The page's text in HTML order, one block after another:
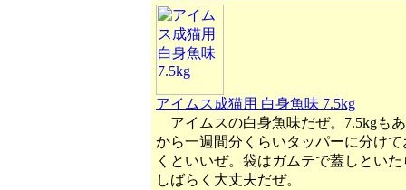
アイムス成猫用 白身魚味 7.5kg
アイムスの白身魚味だぜ。7.5kgも
から一週間分くらいタッパーに分けて
くといいぜ。袋はガムテで蓋しといた
しばらく大丈夫だぜ。